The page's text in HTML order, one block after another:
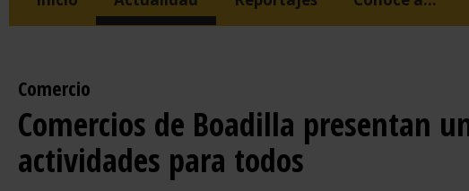
Comercio
Comercios de Boadilla presentan
actividades para todos